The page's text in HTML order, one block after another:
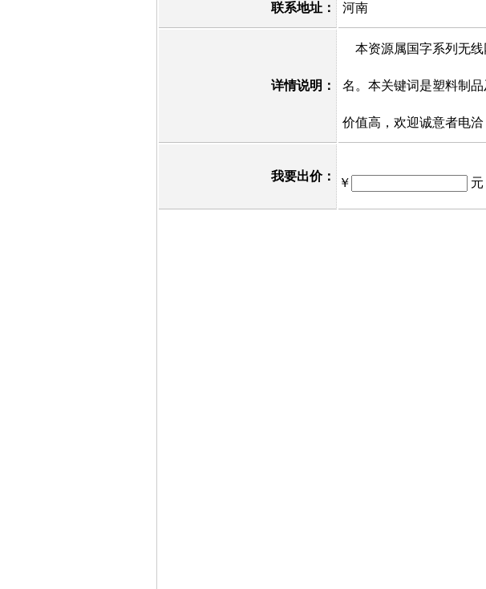
联系地址： 河南
详情说明：
本资源属国字系列无线
名。本关键词是塑料制
价值高，欢迎诚意者电洽
我要出价： ￥